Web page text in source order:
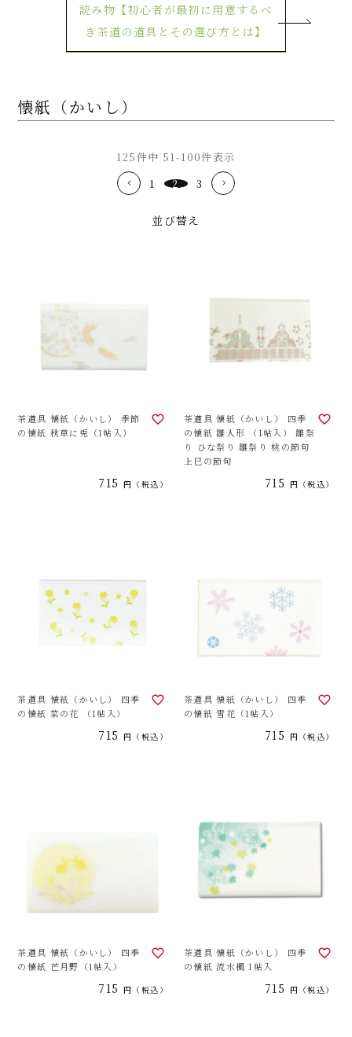
読み物【初心者が最初に用意するべ
き茶道の道具とその選び方とは】
懐紙（かいし）
並び替え
125件中 51-100件表示
1 2 3
茶道具 懐紙（かいし） 季節
の懐紙 秋草に兎（1帖入）
715 税込
茶道具 懐紙（かいし） 四季
の懐紙 雛人形 （1帖入） 雛祭
り ひな祭り 雛祭り 桃の節句
上巳の節句
715 税込
茶道具 懐紙（かいし） 四季
の懐紙 菜の花 （1帖入）
715 税込
茶道具 懐紙（かいし） 四季
の懐紙 雪花（1帖入）
715 税込
茶道具 懐紙（かいし） 四季
の懐紙 芒月野（1帖入）
715 税込
茶道具 懐紙（かいし） 四季
の懐紙 流水楓 1帖入
715 税込